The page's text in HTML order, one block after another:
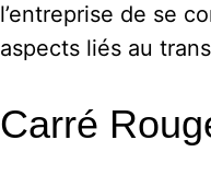
l’entreprise de se
aspects liés au
Carré